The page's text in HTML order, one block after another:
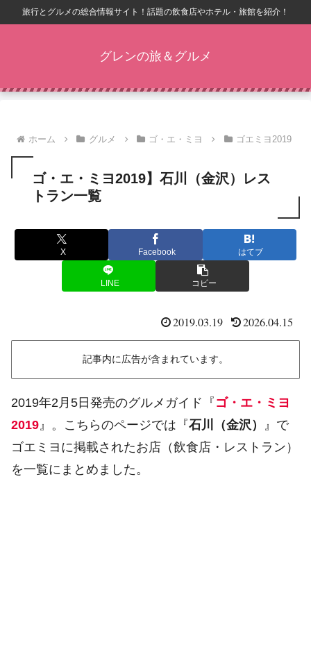
旅行とグルメの総合情報サイト！話題の飲食店やホテル・旅館を紹介！
グレンの旅＆グルメ
ホーム グルメ ゴ・エ・ミヨ ゴエミヨ2019
ゴ・エ・ミヨ2019】石川（金沢）レス
トラン一覧
X Facebook はてブ
LINE コピー
2019.03.19 2026.04.15
記事内に広告が含まれています。
2019年2月5日発売のグルメガイド『 ゴ・エ・ミヨ
2019 』。こちらのページでは『石川（金沢）
』で
ゴエミヨに掲載されたお店（飲食店・レストラン）
を一覧にまとめました。